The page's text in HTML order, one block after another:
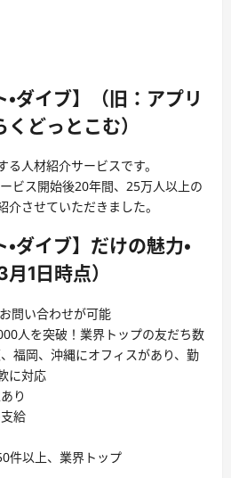
・ダイブ】（旧：アプリ
どっとこむ）
人材紹介サービスです。
ビス開始後20年間、25万人以上の
させていただきました。
ダイブ】だけの魅力・
1日時点）
問い合わせが可能
人を突破！業界トップの友だち数
福岡、沖縄にオフィスがあり、勤
に対応
り
給
件以上、業界トップ